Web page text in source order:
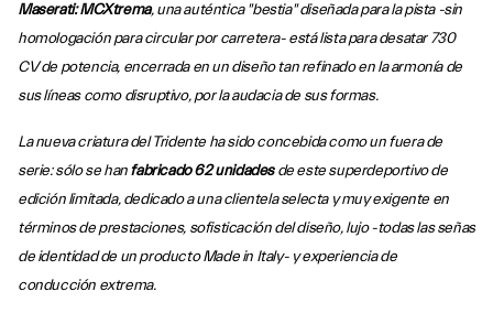
Maserati: MCXtrema, una auténtica "bestia" diseñada para la pista -sin
homologación para circular por carretera- está lista para desatar 730
CV de potencia, encerrada en un diseño tan refinado en la armonía de
sus líneas como disruptivo, por la audacia de sus formas.
La nueva criatura del Tridente ha sido concebida como un fuera de
serie: sólo se hanfabricado 62 unidadesde este superdeportivo de
edición limitada, dedicado a una clientela selecta y muy exigente en
términos de prestaciones, sofisticación del diseño, lujo -todas las señas
de identidad de un producto Made in Italy- y experiencia de
conducción extrema.